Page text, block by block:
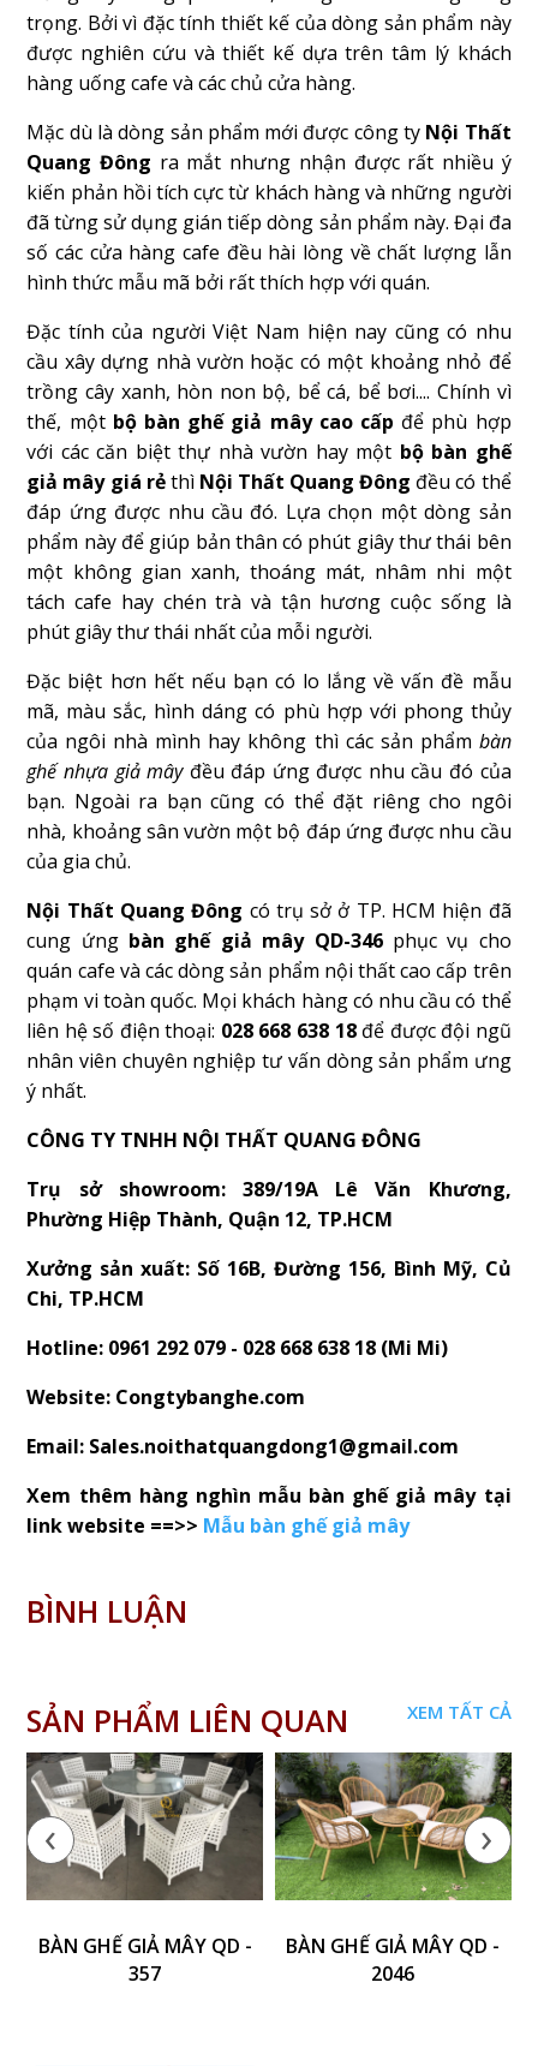
trọng. Bởi vì đặc tính thiết kế của dòng sản phẩm này
được nghiên cứu và thiết kế dựa trên tâm lý khách
hàng uống cafe và các chủ cửa hàng.
Mặc dù là dòng sản phẩm mới được công ty Nội Thất
Quang Đông ra mắt nhưng nhận được rất nhiều ý
kiến phản hồi tích cực từ khách hàng và những người
đã từng sử dụng gián tiếp dòng sản phẩm này. Đại đa
số các cửa hàng cafe đều hài lòng về chất lượng lẫn
hình thức mẫu mã bởi rất thích hợp với quán.
Đặc tính của người Việt Nam hiện nay cũng có nhu
cầu xây dựng nhà vườn hoặc có một khoảng nhỏ để
trồng cây xanh, hòn non bộ, bể cá, bể bơi.... Chính vì
thế, một bộ bàn ghế giả mây cao cấp để phù hợp
với các căn biệt thự nhà vườn hay một bộ bàn ghế
giả mây giá rẻthì Nội Thất Quang Đông đều có thể
đáp ứng được nhu cầu đó. Lựa chọn một dòng sản
phẩm này để giúp bản thân có phút giây thư thái bên
một không gian xanh, thoáng mát, nhâm nhi một
tách cafe hay chén trà và tận hương cuộc sống là
phút giây thư thái nhất của mỗi người.
Đặc biệt hơn hết nếu bạn có lo lắng về vấn đề mẫu
mã, màu sắc, hình dáng có phù hợp với phong thủy
của ngôi nhà mình hay không thì các sản phẩm bàn
ghế nhựa giả mâyđều đáp ứng được nhu cầu đó của
bạn. Ngoài ra bạn cũng có thể đặt riêng cho ngôi
nhà, khoảng sân vườn một bộ đáp ứng được nhu cầu
của gia chủ.
Nội Thất Quang Đông có trụ sở ở TP. HCM hiện đã
cung ứng bàn ghế giả mây QD-346phục vụ cho
quán cafe và các dòng sản phẩm nội thất cao cấp trên
phạm vi toàn quốc. Mọi khách hàng có nhu cầu có thể
liên hệ số điện thoại: 028 668 638 18để được đội ngũ
nhân viên chuyên nghiệp tư vấn dòng sản phẩm ưng
ý nhất.
CÔNG TY TNHH NỘI THẤT QUANG ĐÔNG
Trụ sở showroom: 389/19A Lê Văn Khương,
Phường Hiệp Thành, Quận 12, TP.HCM
Xưởng sản xuất: Số 16B, Đường 156, Bình Mỹ, Củ
Chi, TP.HCM
Hotline: 0961 292 079 - 028 668 638 18 (Mi Mi)
Website: Congtybanghe.com
Email: Sales.noithatquangdong1@gmail.com
Xem thêm hàng nghìn mẫu bàn ghế giả mây tại
link website ==>> Mẫu bàn ghế giả mây
BÌNH LUẬN
SẢN PHẨM LIÊN QUAN XEM TẤT CẢ
BÀN GHẾ GIẢ MÂY QD -
357
BÀN GHẾ GIẢ MÂY QD -
2046
‹ ›